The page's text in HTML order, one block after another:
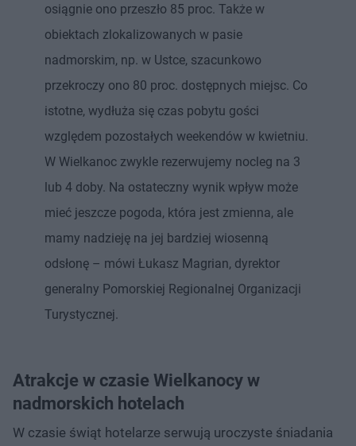
osiągnie ono przeszło 85 proc. Także w
obiektach zlokalizowanych w pasie
nadmorskim, np. w Ustce, szacunkowo
przekroczy ono 80 proc. dostępnych miejsc. Co
istotne, wydłuża się czas pobytu gości
względem pozostałych weekendów w kwietniu.
W Wielkanoc zwykle rezerwujemy nocleg na 3
lub 4 doby. Na ostateczny wynik wpływ może
mieć jeszcze pogoda, która jest zmienna, ale
mamy nadzieję na jej bardziej wiosenną
odsłonę – mówi Łukasz Magrian, dyrektor
generalny Pomorskiej Regionalnej Organizacji
Turystycznej.
Atrakcje w czasie Wielkanocy w
nadmorskich hotelach
W czasie świąt hotelarze serwują uroczyste śniadania